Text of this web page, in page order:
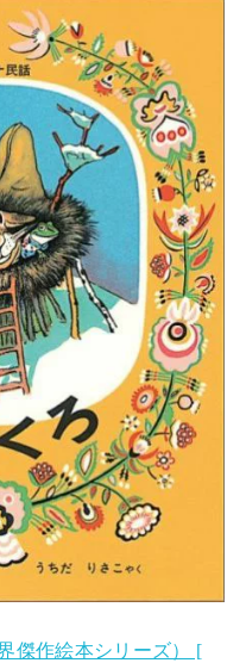
傑作絵本シリーズ） [